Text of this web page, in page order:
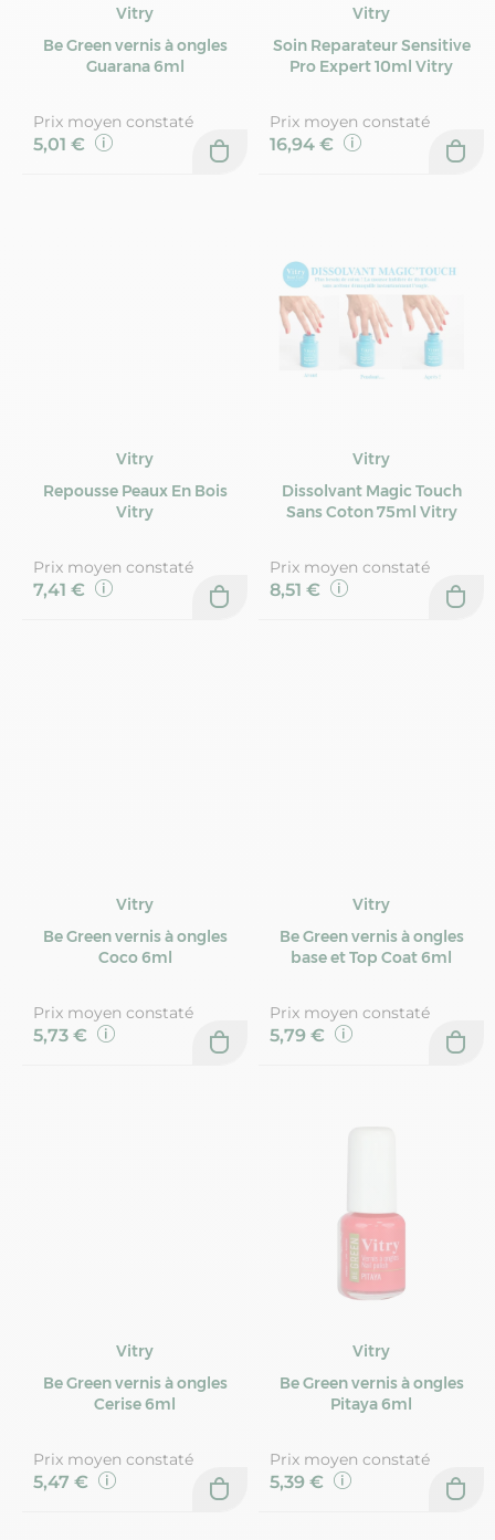
Vitry
Be Green vernis à ongles
Guarana 6ml
Prix moyen constaté
5,01 €
Vitry
Soin Reparateur Sensitive
Pro Expert 10ml Vitry
Prix moyen constaté
16,94 €
Vitry
Repousse Peaux En Bois
Vitry
Prix moyen constaté
7,41 €
Vitry
Dissolvant Magic Touch
Sans Coton 75ml Vitry
Prix moyen constaté
8,51 €
Vitry
Be Green vernis à ongles
Coco 6ml
Prix moyen constaté
5,73 €
Vitry
Be Green vernis à ongles
base et Top Coat 6ml
Prix moyen constaté
5,79 €
Vitry
Be Green vernis à ongles
Cerise 6ml
Prix moyen constaté
5,47 €
Vitry
Be Green vernis à ongles
Pitaya 6ml
Prix moyen constaté
5,39 €